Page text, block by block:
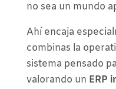
no sea un mundo
Ahí encaja
combinas la
sistema pensado
valorando un ERP